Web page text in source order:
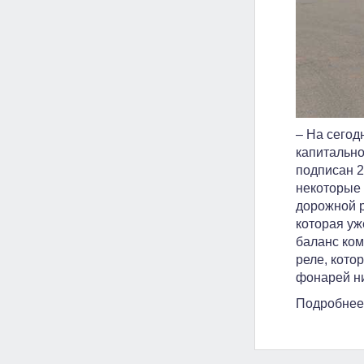
– На
подписан
дорожной
которая
баланс
реле,
фонарей